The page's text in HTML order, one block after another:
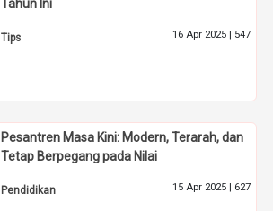
Tahun Ini
Tips 16 Apr 2025 | 547
Pesantren Masa Kini: Modern, Terarah, dan
Tetap Berpegang pada Nilai
Pendidikan 15 Apr 2025 | 627